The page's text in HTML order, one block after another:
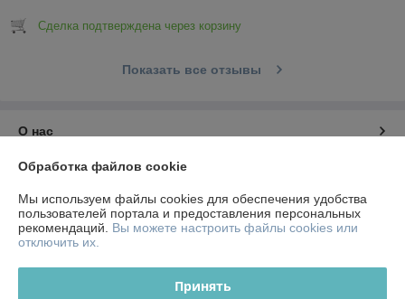
Сделка подтверждена через корзину
Показать все отзывы
О нас
Контакты
Доставка и оплата
Обработка файлов cookie
Мы используем файлы cookies для обеспечения удобства
пользователей портала и предоставления персональных
рекомендаций. Вы можете настроить файлы cookies или
отключить их.
Принять